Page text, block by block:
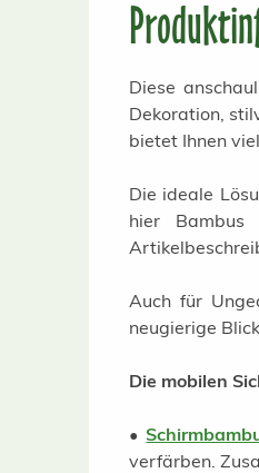
Diese
Dekoration,
bietet Ihnen
Die ideale
hier Bambus
Auch für
neugierige
Die mobilen
•
verfärben.